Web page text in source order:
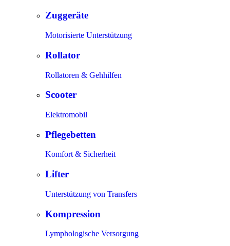
Zuggeräte
Motorisierte Unterstützung
Rollator
Rollatoren & Gehhilfen
Scooter
Elektromobil
Pflegebetten
Komfort & Sicherheit
Lifter
Unterstützung von Transfers
Kompression
Lymphologische Versorgung